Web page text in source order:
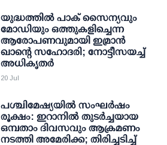
യുദ്ധത്തില്‍ പാക് സൈന്യവും
മോഡിയും ഒത്തുകളിച്ചെന്ന
ആരോപണവുമായി ഇമ്രാന്‍
ഖാന്റെ സഹോദരി; നോട്ടീസയച്ച്
അധികൃതര്‍
20 Jul
പശ്ചിമേഷ്യയില്‍ സംഘര്‍ഷം
രൂക്ഷം: ഇറാനില്‍ തുടര്‍ച്ചയായ
ഒമ്പതാം ദിവസവും ആക്രമണം
നടത്തി അമേരിക്ക; തിരിച്ചടിച്ച്